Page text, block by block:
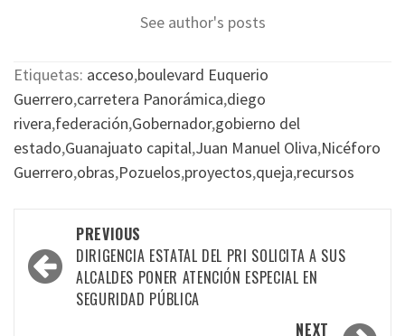
See author's posts
Etiquetas: acceso,boulevard Euquerio
Guerrero,carretera Panorámica,diego
rivera,federación,Gobernador,gobierno del
estado,Guanajuato capital,Juan Manuel Oliva,Nicéforo
Guerrero,obras,Pozuelos,proyectos,queja,recursos
navigation
PREVIOUS
DIRIGENCIA ESTATAL DEL PRI SOLICITA A SUS
ALCALDES PONER ATENCIÓN ESPECIAL EN
SEGURIDAD PÚBLICA
NEXT